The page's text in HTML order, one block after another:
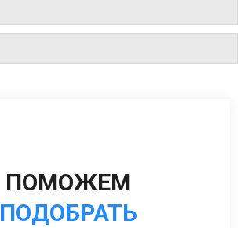
ПОМОЖЕМ
ПОДОБРАТЬ